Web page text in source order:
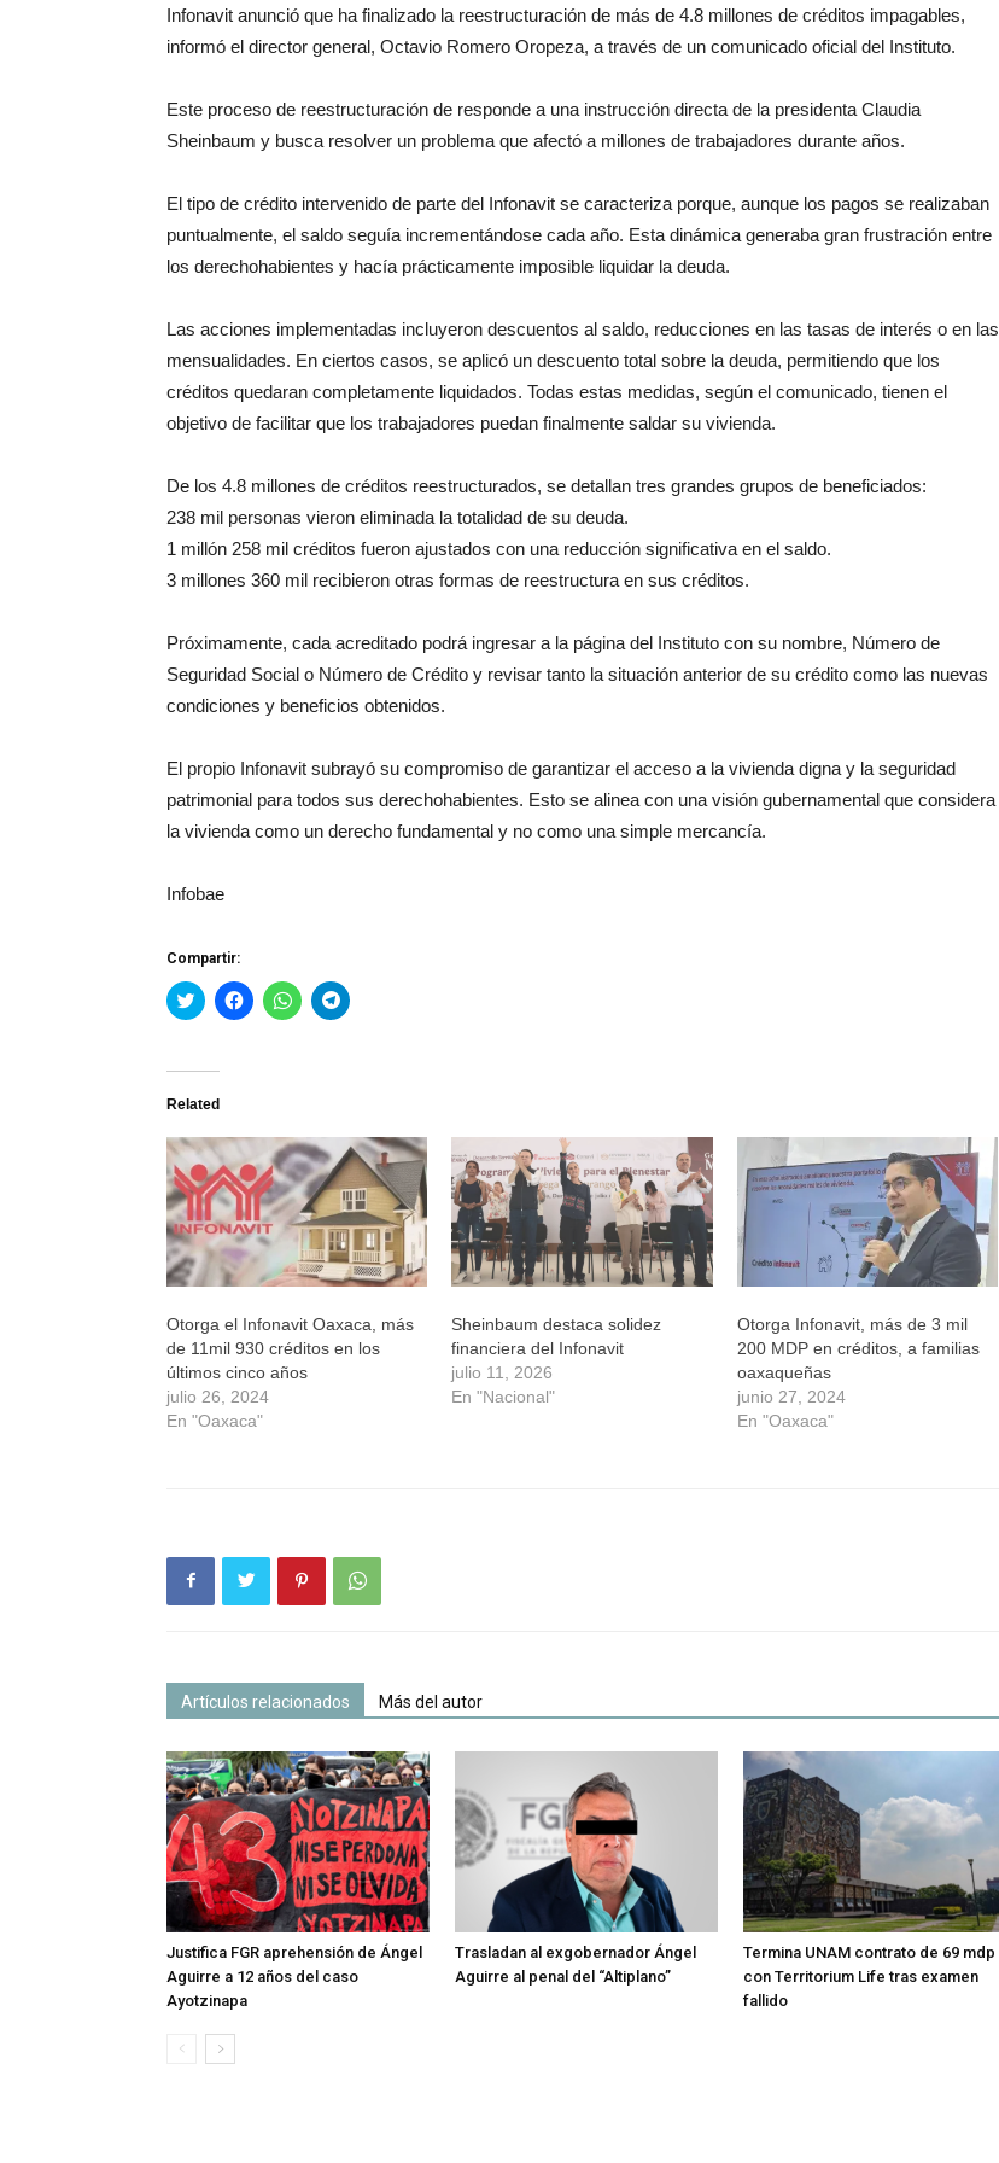
Infonavit anunció que ha finalizado la reestructuración de más de 4.8 millones de créditos impagables,
informó el director general, Octavio Romero Oropeza, a través de un comunicado oficial del Instituto.
Este proceso de reestructuración de responde a una instrucción directa de la presidenta Claudia
Sheinbaum y busca resolver un problema que afectó a millones de trabajadores durante años.
El tipo de crédito intervenido de parte del Infonavit se caracteriza porque, aunque los pagos se realizaban
puntualmente, el saldo seguía incrementándose cada año. Esta dinámica generaba gran frustración entre
los derechohabientes y hacía prácticamente imposible liquidar la deuda.
Las acciones implementadas incluyeron descuentos al saldo, reducciones en las tasas de interés o en las
mensualidades. En ciertos casos, se aplicó un descuento total sobre la deuda, permitiendo que los
créditos quedaran completamente liquidados. Todas estas medidas, según el comunicado, tienen el
objetivo de facilitar que los trabajadores puedan finalmente saldar su vivienda.
De los 4.8 millones de créditos reestructurados, se detallan tres grandes grupos de beneficiados:
238 mil personas vieron eliminada la totalidad de su deuda.
1 millón 258 mil créditos fueron ajustados con una reducción significativa en el saldo.
3 millones 360 mil recibieron otras formas de reestructura en sus créditos.
Próximamente, cada acreditado podrá ingresar a la página del Instituto con su nombre, Número de
Seguridad Social o Número de Crédito y revisar tanto la situación anterior de su crédito como las nuevas
condiciones y beneficios obtenidos.
El propio Infonavit subrayó su compromiso de garantizar el acceso a la vivienda digna y la seguridad
patrimonial para todos sus derechohabientes. Esto se alinea con una visión gubernamental que considera
la vivienda como un derecho fundamental y no como una simple mercancía.
Infobae
Compartir:
Haz
clic
Twitter
abre
una
ventana
nueva)
Haz
clic
una
ventana
nueva)
Haz
clic
una
ventana
nueva)
Haz
clic
una
ventana
nueva)
Related
Otorga el Infonavit Oaxaca, más
de 11mil 930 créditos en los
últimos cinco años
julio 26, 2024
En "Oaxaca"
Sheinbaum destaca solidez
financiera del Infonavit
julio 11, 2026
En "Nacional"
Otorga Infonavit, más de 3 mil
200 MDP en créditos, a familias
oaxaqueñas
junio 27, 2024
En "Oaxaca"
Artículos relacionados Más del autor
Justifica FGR aprehensión de Ángel
Aguirre a 12 años del caso
Ayotzinapa
Trasladan al exgobernador Ángel
Aguirre al penal del “Altiplano”
Termina UNAM contrato de 69 mdp
con Territorium Life tras examen
fallido